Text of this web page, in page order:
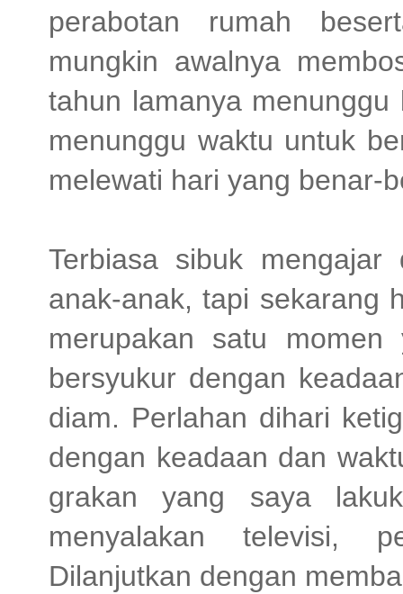
perabotan rumah
mungkin awalnya
tahun lamanya
menunggu waktu untuk
melewati hari yang benar-
Terbiasa sibuk
anak-anak, tapi sekarang
merupakan satu
bersyukur dengan
diam. Perlahan dihari
dengan keadaan dan
grakan yang saya
menyalakan televisi,
Dilanjutkan dengan